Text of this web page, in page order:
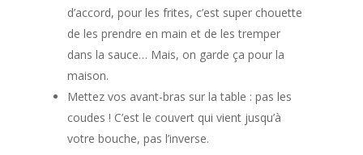
d’accord, pour les frites, c’est super chouette
de les prendre en main et de les tremper
dans la sauce… Mais, on garde ça pour la
maison.
Mettez vos avant-bras sur la table : pas les
coudes ! C’est le couvert qui vient jusqu’à
votre bouche, pas l’inverse.